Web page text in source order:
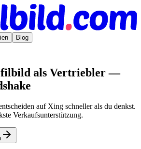
Blog
als Vertriebler —
auf Xing schneller als du denkst.
Verkaufsunterstützung.